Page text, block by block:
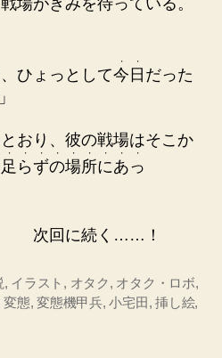
ひょっとして今
・
日
・
だった
おり、彼の戦場はそこか
足
・
ら
・
ず
・
の
・
場
・
所
・
に
・
あ
・
っ
・
く……！
, イラスト , オタク , オタク・ロボ,
変態,変態機甲兵,小宅田,挿し絵,